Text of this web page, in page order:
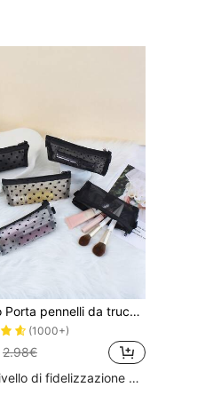
1 pezzo Porta pennelli da trucco da donna, custodia classica in rete e trasparente, astuccio per cancelleria, borsa minimalista di grande capacità, decorazione per la stanza, borse, borsa trucco, da viaggio, borsa trucco, elementi essenziali da viaggio, organizer, stoccaggio, essenziali da viaggio, organizer trucco, borsa trucco, borsa da toilette, organizer da scrivania, borsa cosmetica, borsa trucco, pochette trucco, borse trucco, borsa trucco, da viaggio, pochette trucco, borsa, pochette trucco, essenziali da viaggio, borse trucco, essenziale da viaggio, borsa trucco piccola, pochette trucco, borsa cosmetica, essenziale da viaggio, grande capacità, borsa trucco grande, regali di Natale, pochette, da viaggio, regali per le donne essenziali da viaggio, pochette, frizione / piccola borsa a mano, organizer trucco, organizzare il trucco, pochette, porta pennelli, mini pochette, pochette di grande capacità, regali per le donne, regali di Natale, idee regalo per le donne
(1000+)
2.98€
Alto livello di fidelizzazione dei clienti